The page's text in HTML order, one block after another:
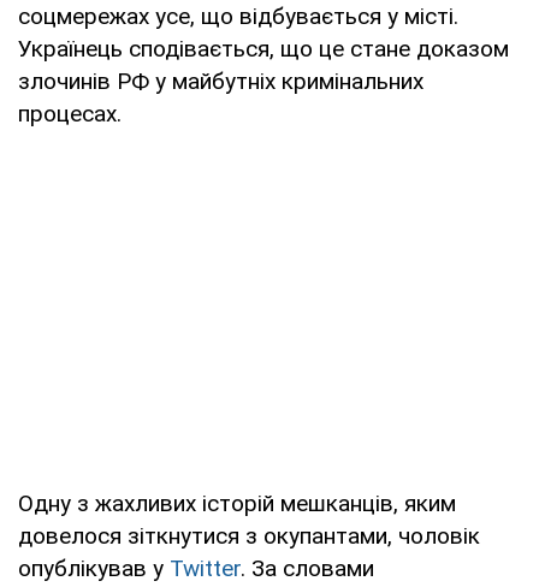
соцмережах усе, що відбувається у місті.
Українець сподівається, що це стане доказом
злочинів РФ у майбутніх кримінальних
процесах.
Одну з жахливих історій мешканців, яким
довелося зіткнутися з окупантами, чоловік
опублікував у Twitter. За словами